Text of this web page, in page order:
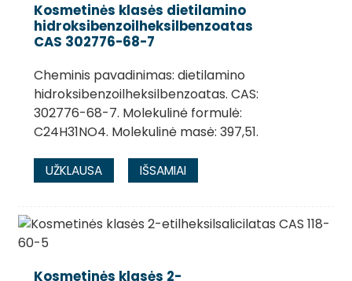
Kosmetinės klasės dietilamino
hidroksibenzoilheksilbenzoatas
CAS 302776-68-7
Cheminis pavadinimas: dietilamino
hidroksibenzoilheksilbenzoatas. CAS:
302776-68-7. Molekulinė formulė:
C24H31NO4. Molekulinė masė: 397,51.
UŽKLAUSA IŠSAMIAI
Kosmetinės klasės 2-